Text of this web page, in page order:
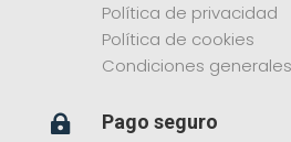
Política de privacidad
Política de cookies
Condiciones generales
 Pago seguro